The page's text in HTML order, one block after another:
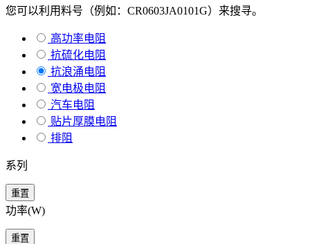
您可以利用料号（例如：CR0603JA0101G）来搜寻。
高功率电阻
抗硫化电阻
抗浪涌电阻
宽电极电阻
汽车电阻
贴片厚膜电阻
排阻
系列
重置
功率(W)
重置